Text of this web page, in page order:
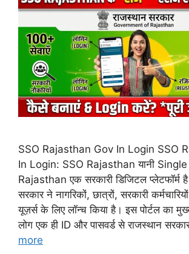
SSO Rajasthan Gov In Login SSO
In Login: SSO Rajasthan यानी
Rajasthan एक सरकारी डिजिटल प्लेटफॉर्म
सरकार ने नागरिकों, छात्रों, सरकारी
यूज़र्स के लिए लॉन्च किया है। इस पोर्टल का
लोग एक ही ID और पासवर्ड से राजस्थान
more